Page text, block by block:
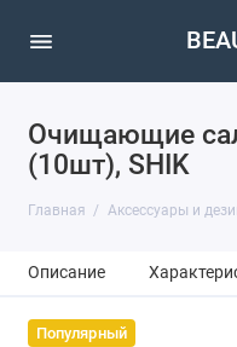
Очищающие
(10шт), SHIK
Главная Аксессуары и
Описание
Популярный